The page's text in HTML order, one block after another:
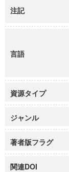
注記
言語
資源タイプ
ジャンル
著者版フラグ
関連DOI